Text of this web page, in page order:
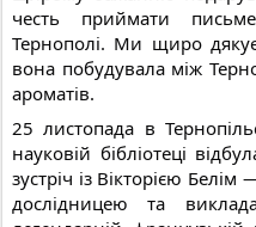
честь приймати
Тернополі. Ми щиро
вона побудувала між
ароматів.
25 листопада в
науковій бібліотеці
зустріч із Вікторією
дослідницею та